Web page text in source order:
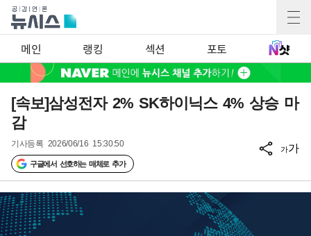
메인 랭킹 섹션 포토
[속보]삼성전자 2% SK하이닉스 4% 상승 마
감
기사등록 2026/06/16 15:30:50
구글에서 선호하는 매체로 추가
가가